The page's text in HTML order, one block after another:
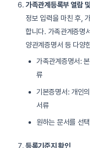
가족관계등록부 열람
정보 입력을 마친 후,
합니다. 가족관계증명
양관계증명서 등 다양
가족관계증명서:
류
기본증명서: 개인
서류
원하는 문서를 선
등록기준지 확인